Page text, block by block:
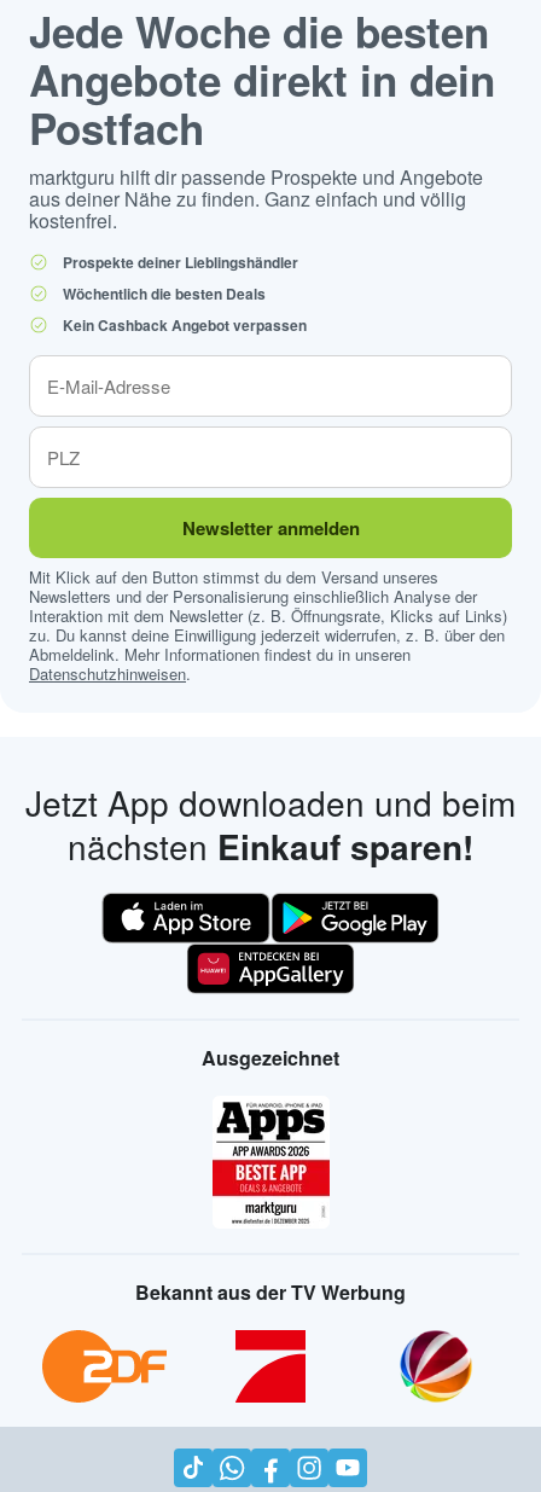
Jede Woche die besten
Angebote direkt in dein
Postfach
marktguru hilft dir passende Prospekte und Angebote
aus deiner Nähe zu finden. Ganz einfach und völlig
kostenfrei.
Prospekte deiner Lieblingshändler
Wöchentlich die besten Deals
Kein Cashback Angebot verpassen
Newsletter anmelden
Mit Klick auf den Button stimmst du dem Versand unseres
Newsletters und der Personalisierung einschließlich Analyse der
Interaktion mit dem Newsletter (z. B. Öffnungsrate, Klicks auf Links)
zu. Du kannst deine Einwilligung jederzeit widerrufen, z. B. über den
Abmeldelink. Mehr Informationen findest du in unseren
Datenschutzhinweisen.
Jetzt App downloaden und beim
nächsten Einkauf sparen!
Ausgezeichnet
Bekannt aus der TV Werbung